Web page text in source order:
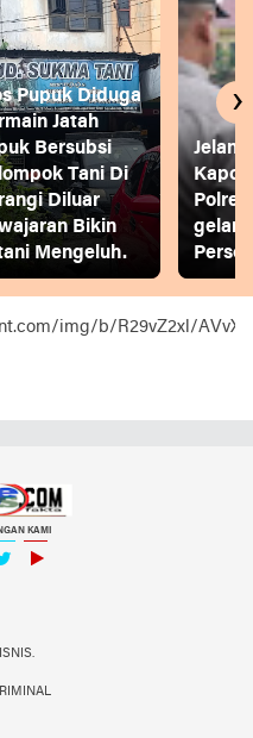
Pupuk Diduga
Jatah
Bersubsi
Tani Di
Diluar
Bikin
Mengeluh.
gelar
›
img/b/R29vZ2xl/
KAMI